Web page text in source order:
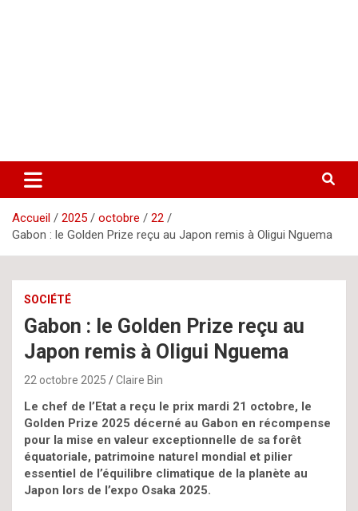
Accueil 2025 octobre
22
Gabon : le Golden Prize reçu au Japon remis à Oligui Nguema
SOCIÉTÉ
Gabon : le Golden Prize reçu au
Japon remis à Oligui Nguema
22 octobre 2025 Claire Bin
Le chef de l’Etat a reçu le prix mardi 21 octobre, le
Golden Prize 2025 décerné au Gabon en récompense
pour la mise en valeur exceptionnelle de sa forêt
équatoriale, patrimoine naturel mondial et pilier
essentiel de l’équilibre climatique de la planète au
Japon lors de l’expo Osaka 2025.